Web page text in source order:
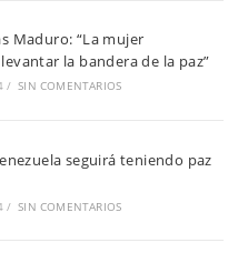
Maduro: “La mujer
la bandera de la paz”
/ SIN COMENTARIOS
seguirá teniendo paz
/ SIN COMENTARIOS